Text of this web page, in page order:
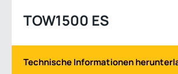
TOW1500 ES
Technische Informationen